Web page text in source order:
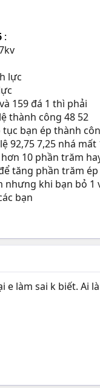
:
lực
159 đá 1 thì phải
thành công 48 52
bạn ép thành
92,75 7,25 nhá
10 phần trăm
tăng phần trăm
khi bạn bỏ 1
bạn
e làm sai k biết. Ai